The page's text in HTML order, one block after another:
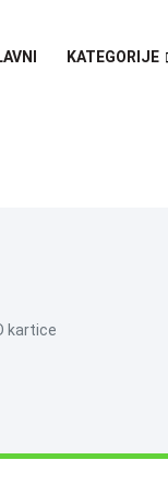
KATEGORIJE
kartice